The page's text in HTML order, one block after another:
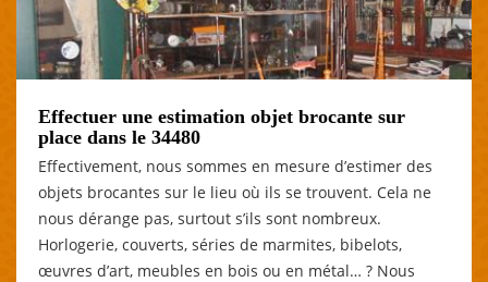
Effectuer une estimation objet brocante sur
place dans le 34480
Effectivement, nous sommes en mesure d’estimer des
objets brocantes sur le lieu où ils se trouvent. Cela ne
nous dérange pas, surtout s’ils sont nombreux.
Horlogerie, couverts, séries de marmites, bibelots,
œuvres d’art, meubles en bois ou en métal… ? Nous